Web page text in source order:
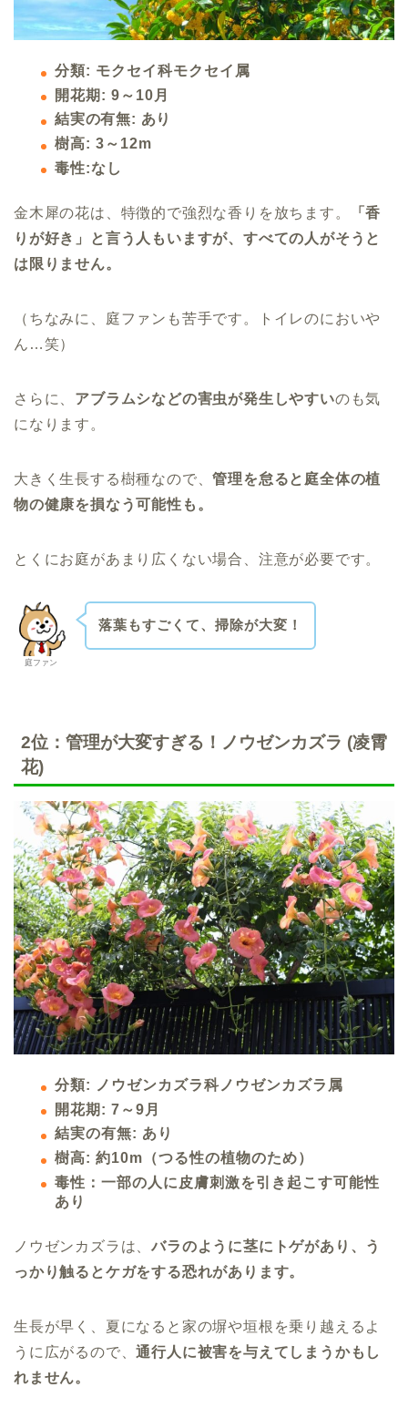
分類: モクセイ科モクセイ属
開花期: 9～10月
結実の有無: あり
樹高: 3～12m
毒性:なし
金木犀の花は、特徴的で強烈な香りを放ちます。
「香
りが好き」と言う人もいますが、すべての人がそうと
は限りません。
（ちなみに、庭ファンも苦手です。トイレのにおいや
ん…笑）
さらに、 アブラムシなどの害虫が発生しやすいのも気
になります。
大きく生長する樹種なので、管理を怠ると庭全体の植
物の健康を損なう可能性も。
とくにお庭があまり広くない場合、注意が必要です。
庭ファン
落葉もすごくて、掃除が大変！
2位： 管理が大変すぎる！ノウゼンカズラ (凌霄
花)
分類: ノウゼンカズラ科ノウゼンカズラ属
開花期: 7～9月
結実の有無: あり
樹高: 約10m（つる性の植物のため）
毒性：一部の人に皮膚刺激を引き起こす可能性
あり
ノウゼンカズラは、バラのように茎にトゲがあり、う
っかり触るとケガをする恐れがあります。
生長が早く、夏になると家の塀や垣根を乗り越えるよ
うに広がるので、通行人に被害を与えてしまうかもし
れません。